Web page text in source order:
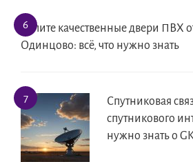
Купите качественные двери ПВХ
Одинцово: всё, что нужно знать
Спутниковая
спутникового
нужно знать о